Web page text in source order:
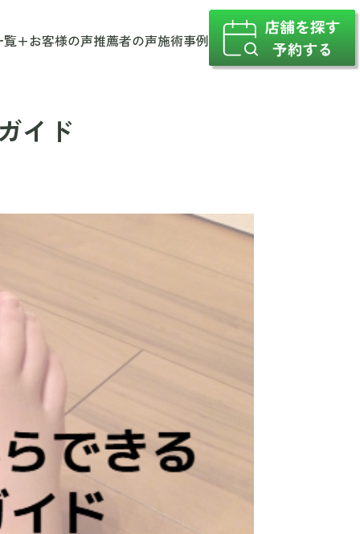
覧+お客様の声推薦者の声施術事例
イド